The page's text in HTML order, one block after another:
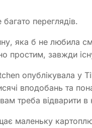
переглядів.
яка б не любила
простим, завжди
опублікувала у
вподобань та
треба відварити
маленьку